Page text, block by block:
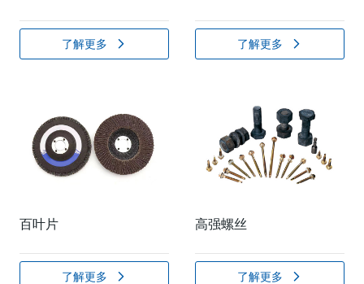
了解更多 了解更多
百叶片
了解更多
高强螺丝
了解更多